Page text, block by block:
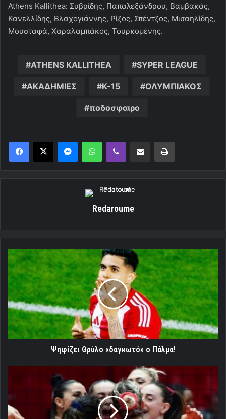
Athens Kallithea: Συβρίδης, Παπαλεξάνδρου, Βαμβακάς,
Κανελλίδης, Βλαχογιάννης, Ρίζος, Σπέντζος, Μισαηλίδης,
Μουσταφά, Χαραλαμπάκος, Τουρκομένης.
ATHENS KALLITHEA SYPER LEAGUE
ΑΚΑΔΗΜΙΕΣ Κ-15 ΟΛΥΜΠΙΑΚΟΣ
ποδοσφαιρο
MessengerWhatsAppViber Κοινοποίηση μέσω ηλεκτρονικού ταχυδρομείουΕκτύπωση
Redaroume
Ψηφίζει
Θρύλο
«δαγκωτό»
Πάλμα!
Ψηφίζει Θρύλο «δαγκωτό» ο Πάλμα!
άλμα